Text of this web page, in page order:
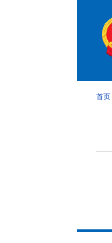
首页